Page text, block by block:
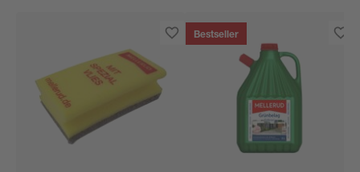
Bestseller